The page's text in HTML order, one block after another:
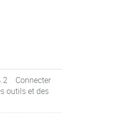
Connecter
outils et des